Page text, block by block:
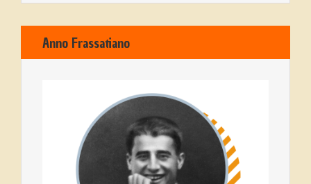
Anno Frassatiano